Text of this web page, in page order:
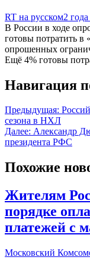
RT на русском2
В России в ходе
готовы потратить
опрошенных
Ещё 4% готовы
Навигация
Предыдущая:
сезона в НХЛ
Далее: Александр
президента РФС
Похожие
Жителям
порядке
платежей с
Московский